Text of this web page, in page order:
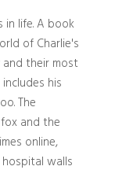
life. A book
of Charlie's
their most
his
The
and the
online,
walls